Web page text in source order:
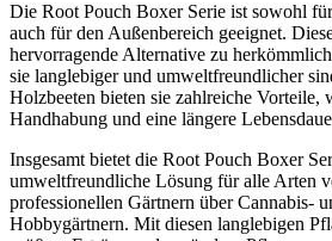
Die Root Pouch Boxer Serie ist sowohl
auch für den Außenbereich geeignet.
hervorragende Alternative zu
sie langlebiger und umweltfreundlicher
Holzbeeten bieten sie zahlreiche Vorteile,
Handhabung und eine längere
Insgesamt bietet die Root Pouch Boxer
umweltfreundliche Lösung für alle Arten
professionellen Gärtnern über Cannabis-
Hobbygärtnern. Mit diesen langlebigen